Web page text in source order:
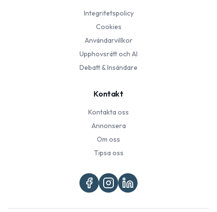
Integritetspolicy
Cookies
Användarvillkor
Upphovsrätt och AI
Debatt & Insändare
Kontakt
Kontakta oss
Annonsera
Om oss
Tipsa oss